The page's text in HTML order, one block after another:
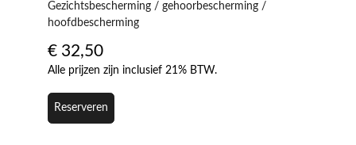
Gezichtsbescherming / gehoorbescherming /
hoofdbescherming
€ 32,50
Alle prijzen zijn inclusief 21% BTW.
Reserveren